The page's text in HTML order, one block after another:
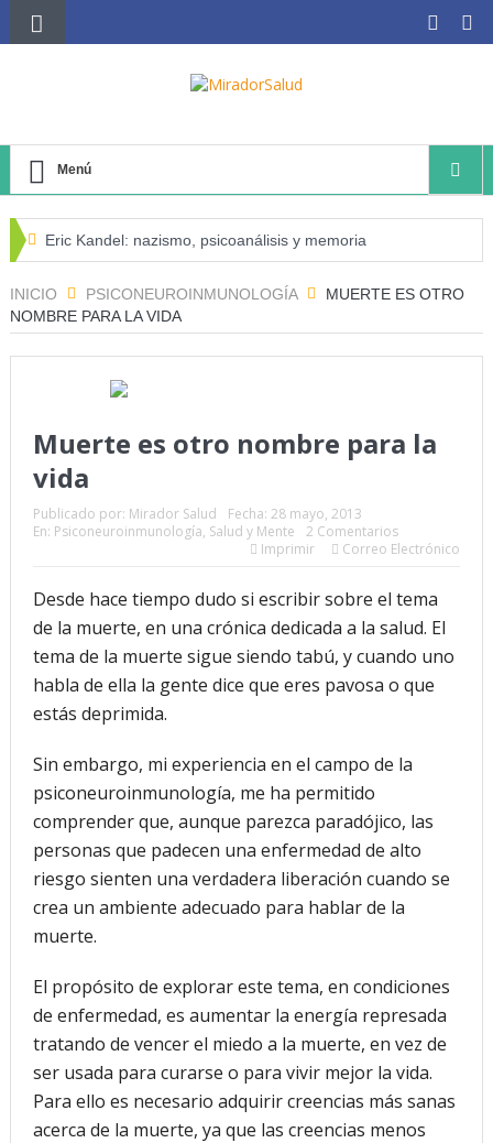
Menú
Eric Kandel: nazismo, psicoanálisis y memoria
El negocio avícola, el déficit energético y la sostenibilidad
de los productores avícolas independientes
numérico?
Serie: Consciencia e Inteligencia Artificial Tercer artículo: El
futuro “ilimitado” de la Inteligencia Artificial
Academia de Ciencias Físicas, Matemáticas y Naturales
artículo: ¿Qué aporta la tradición budista a esta discusión?
¿Los veinte años de regalo?
de cáncer
INICIO PSICONEUROINMUNOLOGÍA
MUERTE ES OTRO
NOMBRE PARA LA VIDA
Muerte es otro nombre para la
vida
Publicado por: Mirador Salud Fecha: 28 mayo, 2013
En: Psiconeuroinmunología, Salud y Mente
2 Comentarios
Imprimir
Correo Electrónico
Desde hace tiempo dudo si escribir sobre el tema
de la muerte, en una crónica dedicada a la salud. El
tema de la muerte sigue siendo tabú, y cuando uno
habla de ella la gente dice que eres pavosa o que
estás deprimida.
Sin embargo, mi experiencia en el campo de la
psiconeuroinmunología, me ha permitido
comprender que, aunque parezca paradójico, las
personas que padecen una enfermedad de alto
riesgo sienten una verdadera liberación cuando se
crea un ambiente adecuado para hablar de la
muerte.
El propósito de explorar este tema, en condiciones
de enfermedad, es aumentar la energía represada
tratando de vencer el miedo a la muerte, en vez de
ser usada para curarse o para vivir mejor la vida.
Para ello es necesario adquirir creencias más sanas
acerca de la muerte, ya que las creencias menos